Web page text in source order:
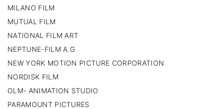
MILANO FILM
MUTUAL FILM
NATIONAL FILM ART
NEPTUNE-FILM A.G
NEW YORK MOTION PICTURE CORPORATION
NORDISK FILM
OLM- ANIMATION STUDIO
PARAMOUNT PICTURES